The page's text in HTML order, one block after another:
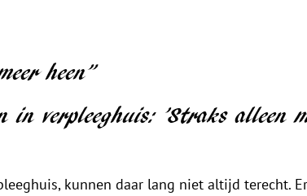
heen”
in verpleeghuis: ’Straks alleen
kunnen daar lang niet altijd terecht.